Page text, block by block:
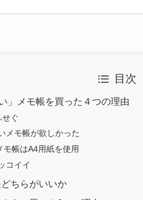
目次
」メモ帳を買った４つの理由
せぐ
メモ帳が欲しかった
モ帳はA4用紙を使用
コイイ
ちらがいいか